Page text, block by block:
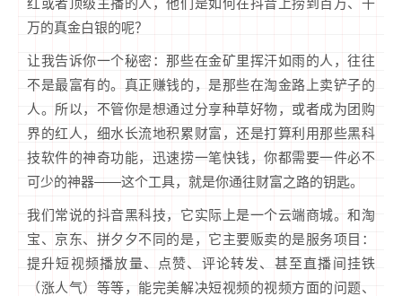
万的真金白银的呢？
让我告诉你一个秘密：那些在金矿里挥汗如雨的人，往往
不是最富有的。真正赚钱的，是那些在淘金路上卖铲子的
人。所以，不管你是想通过分享种草好物，或者成为团购
界的红人，细水长流地积累财富，还是打算利用那些黑科
技软件的神奇功能，迅速捞一笔快钱，你都需要一件必不
可少的神器——这个工具，就是你通往财富之路的钥匙。
我们常说的抖音黑科技，它实际上是一个云端商城。和淘
宝、京东、拼夕夕不同的是，它主要贩卖的是服务项目：
提升短视频播放量、点赞、评论转发、甚至直播间挂铁
（涨人气）等等，能完美解决短视频的视频方面的问题、